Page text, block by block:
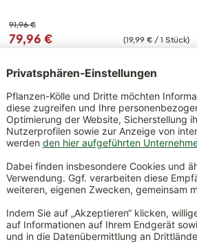
(19,99 € / 1 Stück)
91,96 €
79,96 €
nicht abholbar